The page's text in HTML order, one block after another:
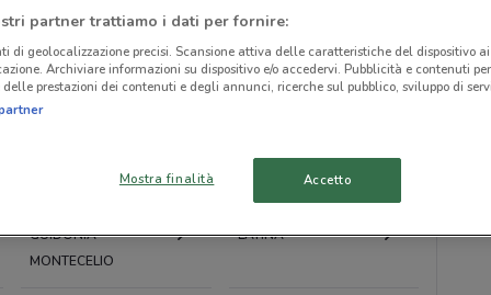
VELLETRI FRASCATI
GUIDONIA
MONTECELIO
LATINA
partner trattiamo i dati per fornire:
di geolocalizzazione precisi. Scansione attiva delle caratteristiche del dispositivo
Archiviare informazioni su dispositivo e/o accedervi. Pubblicità e contenuti
prestazioni dei contenuti e degli annunci, ricerche sul pubblico, sviluppo di
Mostra finalità Accetto